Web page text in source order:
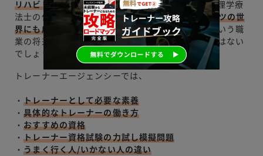
リハビリのニーズが増えていくことは事実
であり、理学療
法士の仕事場がリハビリだけにとどまらず、
スポーツの世
界にも広がっていることを考えると、理学療法士という職
業の将来性はかなり期待ができると言っても過言ではない
でしょう。
トレーナーエージェンシーでは、
・トレーナーとして必要な素養
・具体的なトレーナーの働き方
・おすすめの資格
・トレーナー資格試験の力試し模擬問題
・うまく行く人/いかない人の違い